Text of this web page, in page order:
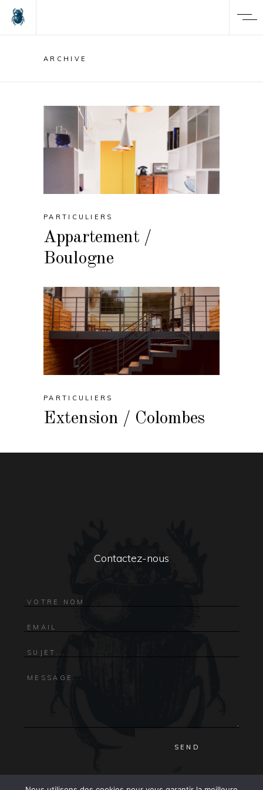
ARCHIVE
PARTICULIERS
Appartement /
Boulogne
PARTICULIERS
Extension / Colombes
Contactez-nous